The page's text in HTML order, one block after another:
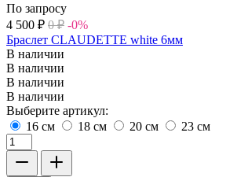
По запросу
4 500 ₽ 0 ₽ -0%
Браслет CLAUDETTE white 6мм
В наличии
В наличии
В наличии
В наличии
Выберите артикул:
16 см
18 см 20 см 23 см